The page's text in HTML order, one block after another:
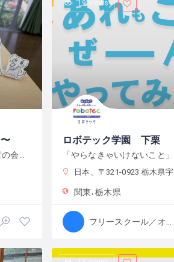
19 views
ロボテック学園 下栗
日本、〒321-0923 栃木県宇都宮市下栗町２２９２−８ 2 階
関東 栃木県